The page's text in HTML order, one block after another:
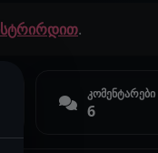
.
კომენტარები
6